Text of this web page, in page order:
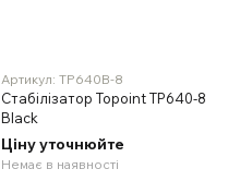
Артикул: TP640B-8
Стабілізатор Topoint TP640-8
Black
Ціну уточнюйте
Немає в наявності